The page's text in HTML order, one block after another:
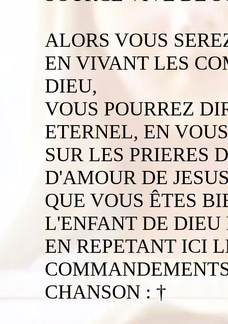
ALORS VOUS
EN VIVANT LES
DIEU,
VOUS POURREZ
ETERNEL, EN
SUR LES PRIERES
D'AMOUR DE
QUE VOUS ÊTES
L'ENFANT DE DIEU
EN REPETANT ICI
CHANSON : †